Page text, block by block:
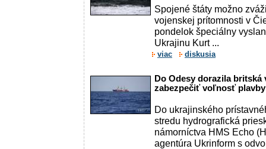
Spojené štáty možno
vojenskej prítomnosti v
pondelok špeciálny
Ukrajinu Kurt ...
viac diskusia
Do Odesy dorazila britská
zabezpečiť voľnosť plavby
Do ukrajinského
stredu hydrografická
námorníctva HMS Echo
agentúra Ukrinform s